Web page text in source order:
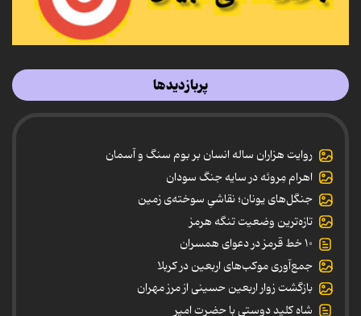
پربازدیدها
روایت هزاران ساله انسان بر بوم سنگ و آسمان
اهرام مِروئه در سایه جنگ سودان
جنگل‌های یونان؛ نقاشیِ سوخته‌ی زمین
تازه‌ترین وضعیت تنگه هرمز
۱۰ خط قرمز در دعوای همسران
جمع‌آوری موکب‌های اربعین در کربلا
بازگشت زوار اربعین حسینی از مرز مهران
شاه کلید دوستی با حضرت امیر